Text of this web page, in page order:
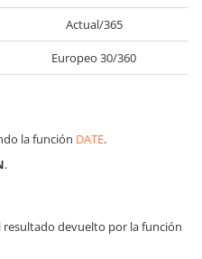
Actual/365
Europeo 30/360
la función DATE.
.
devuelto por la función